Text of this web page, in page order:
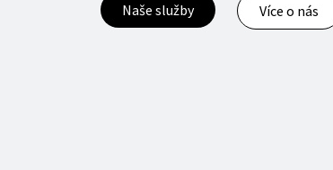
Naše služby Více o nás